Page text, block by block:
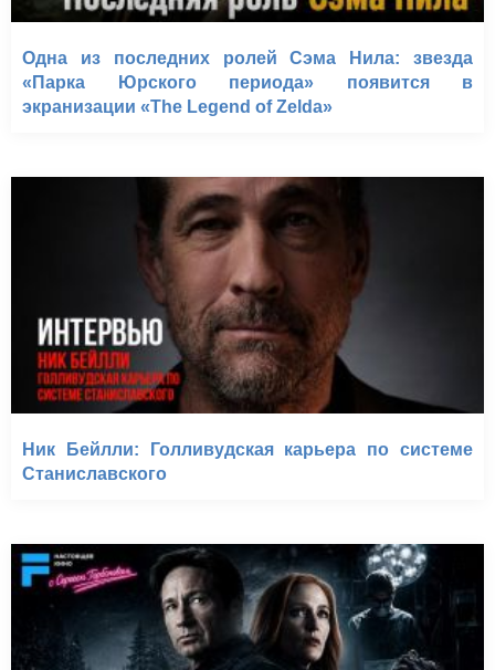
Одна из последних ролей Сэма Нила: звезда
«Парка Юрского периода» появится в
экранизации «The Legend of Zelda»
Ник Бейлли: Голливудская карьера по системе
Станиславского